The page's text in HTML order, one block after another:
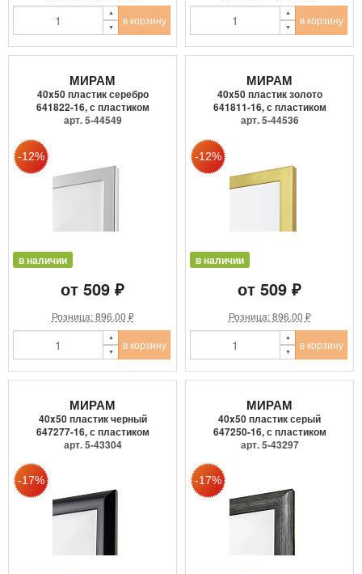
в корзину в корзину
МИРАМ
40x50 пластик серебро
641822-16, с пластиком
арт. 5-44549
в наличии
от 509 ₽
Розница: 896.00 ₽
в корзину
МИРАМ
40x50 пластик золото
641811-16, с пластиком
арт. 5-44536
в наличии
от 509 ₽
Розница: 896.00 ₽
в корзину
МИРАМ
40x50 пластик черный
647277-16, с пластиком
арт. 5-43304
МИРАМ
40x50 пластик серый
647250-16, с пластиком
арт. 5-43297